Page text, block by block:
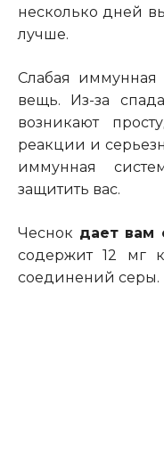
несколько дней
лучше.
Слабая иммунная
вещь. Из-за
возникают
реакции и
иммунная
защитить вас.
Чеснок дает вам
содержит 12 мг
соединений серы.